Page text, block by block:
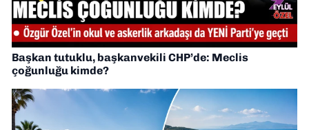
Başkan tutuklu, başkanvekili CHP’de: Meclis
çoğunluğu kimde?